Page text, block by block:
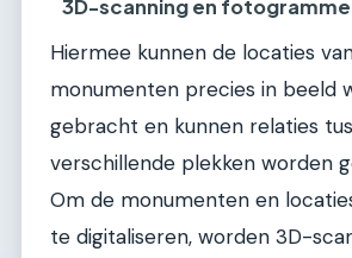
3D-scanning en
Hiermee kunnen de locaties
monumenten precies in beeld
gebracht en kunnen relaties
verschillende plekken worden
Om de monumenten en
te digitaliseren, worden 3D-